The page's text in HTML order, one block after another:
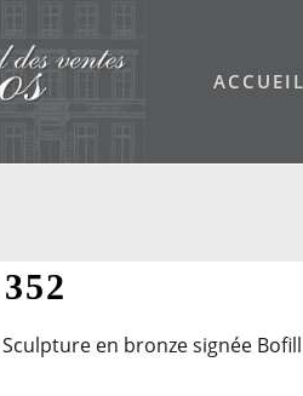
ACCUEIL
352
Sculpture en bronze signée